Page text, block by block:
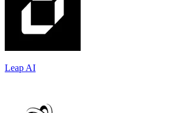
Leap AI